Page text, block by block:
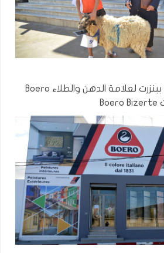
افتتاح قاعة عرض ببنزرت لعلامة الدهن والطلاء Boero